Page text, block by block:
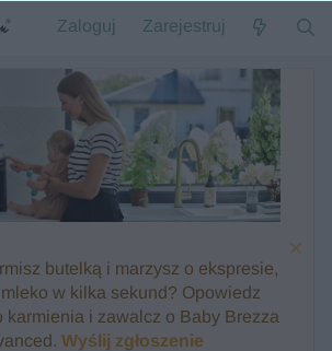
Zaloguj Zarejestruj
butelką i marzysz o ekspresie,
w kilka sekund? Opowiedz
karmienia i zawalcz o Baby Brezza
Wyślij zgłoszenie